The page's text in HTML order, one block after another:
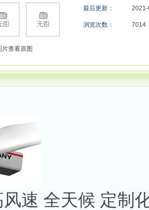
查看原图
最后更新：
浏览次数： 7014
速 全天候 定制